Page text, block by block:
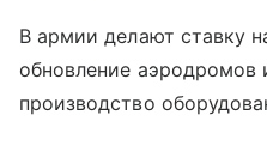
В армии делают ставку
обновление аэродромов
производство